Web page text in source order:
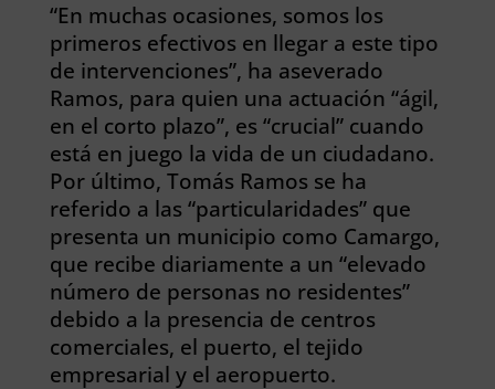
“En muchas ocasiones, somos los
primeros efectivos en llegar a este tipo
de intervenciones”, ha aseverado
Ramos, para quien una actuación “ágil,
en el corto plazo”, es “crucial” cuando
está en juego la vida de un ciudadano.
Por último, Tomás Ramos se ha
referido a las “particularidades” que
presenta un municipio como Camargo,
que recibe diariamente a un “elevado
número de personas no residentes”
debido a la presencia de centros
comerciales, el puerto, el tejido
empresarial y el aeropuerto.